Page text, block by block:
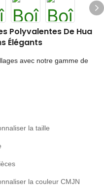
Polyvalentes De Hua
Élégants
avec notre gamme de
la taille
la couleur CMJN